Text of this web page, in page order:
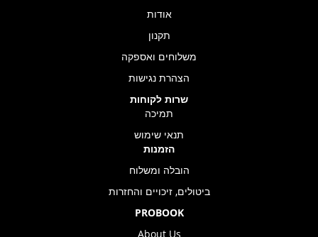
אודות
תקנון
משלוחים ואספקה
הצהרת נגישות
שרות לקוחות
תמיכה
תנאי שימוש
הזמנות
הובלה ומשלוח
ביטולים, זיכויים והחזרות
PROBOOK
About Us